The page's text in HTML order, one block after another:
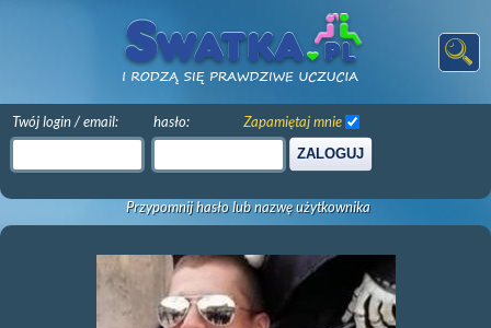
Twój login / email: hasło:
ZALOGUJ
Zapamiętaj mnie
Przypomnij hasło lub nazwę użytkownika